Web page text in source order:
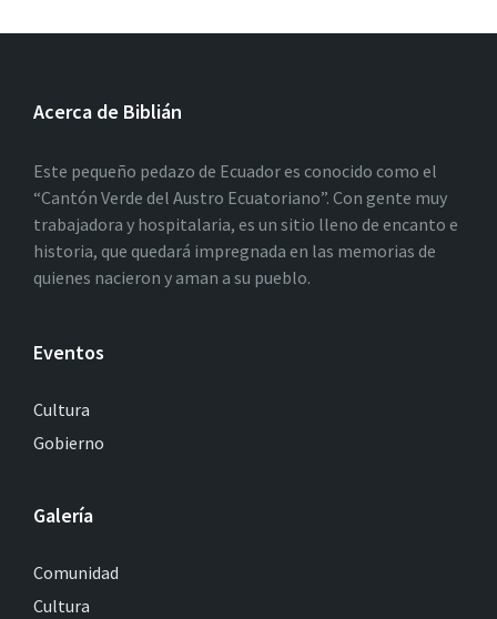
Acerca de Biblián
Este pequeño pedazo de Ecuador es conocido como el
“Cantón Verde del Austro Ecuatoriano”. Con gente muy
trabajadora y hospitalaria, es un sitio lleno de encanto e
historia, que quedará impregnada en las memorias de
quienes nacieron y aman a su pueblo.
Eventos
Cultura
Gobierno
Galería
Comunidad
Cultura